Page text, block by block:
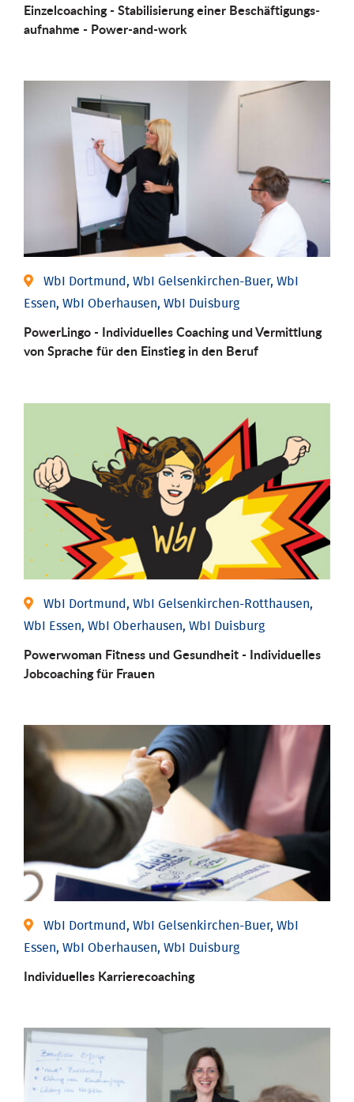
Einzel­coaching - Stabili­sierung einer Be­schäftigungs­
aufnahme - Power-and-work
WbI Dortmund, WbI Gelsenkirchen-Buer, WbI
Essen, WbI Oberhausen, WbI Duisburg
PowerLingo - Individuelles Coaching und Vermittlung
von Sprache für den Einstieg in den Beruf
WbI Dortmund, WbI Gelsenkirchen-Rotthausen,
WbI Essen, WbI Oberhausen, WbI Duisburg
Powerwoman Fitness und Gesund­heit - Individu­elles
Job­coaching für Frauen
WbI Dortmund, WbI Gelsenkirchen-Buer, WbI
Essen, WbI Oberhausen, WbI Duisburg
Individu­elles Karrierecoaching